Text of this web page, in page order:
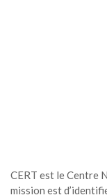
CERT est le Centre
mission est